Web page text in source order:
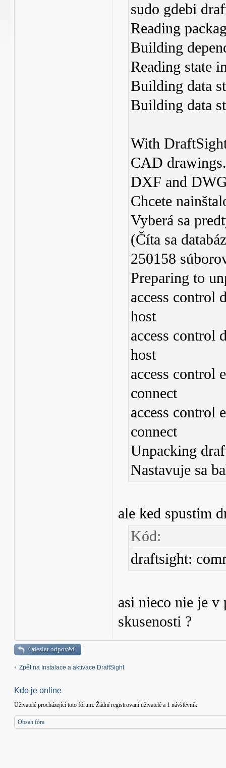
sudo gdebi
Reading
Building
Reading state
Building data
Building data
With
CAD
DXF and
Chcete
Vyberá sa
(Číta sa
250158
Preparing to
access control
host
access control
host
access control
connect
access control
connect
Unpacking
Nastavuje sa
ale ked spustim
Kód:
draftsight:
asi nieco nie je v
skusenosti ?
Odeslat odpověď
Zpět na Instalace a aktivace DraftSight
Kdo je online
Uživatelé procházející toto fórum: Žádní registrovaní uživatelé a 1 návštěvník
Obsah fóra